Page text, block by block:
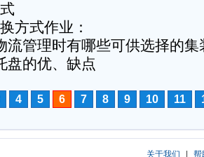
方式作业：
流管理时有哪些可供选择的集
盘的优、缺点
4 5 6 7 8 9 10 11
关于我们 帮